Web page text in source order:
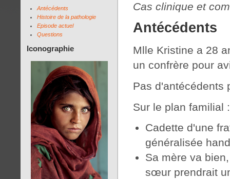
Antécédents
Histoire de la pathologie
Episode actuel
Questions
Iconographie
Cas clinique et
Antécédents
Mlle Kristine a 28
un confrère pour
Pas d'antécédents
Sur le plan familial
Cadette d'une
généralisée
Sa mère va
sœur prendrait